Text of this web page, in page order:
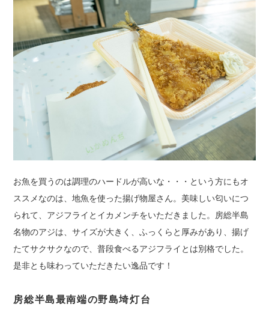
お魚を買うのは調理のハードルが高いな・・・という方にもオ
ススメなのは、地魚を使った揚げ物屋さん。美味しい匂いにつ
られて、アジフライとイカメンチをいただきました。房総半島
名物のアジは、サイズが大きく、ふっくらと厚みがあり、揚げ
たてサクサクなので、普段食べるアジフライとは別格でした。
是非とも味わっていただきたい逸品です！
房総半島最南端の野島埼灯台